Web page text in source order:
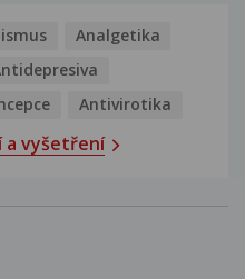
Analgetika
Antivirotika
a vyšetření